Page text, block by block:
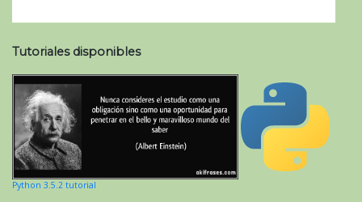
Tutoriales disponibles
Python 3.5.2 tutorial